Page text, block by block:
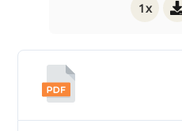
1x